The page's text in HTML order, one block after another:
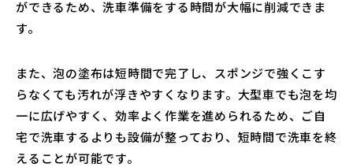
ができるため、洗車準備をする時間が大幅に削減できま
す。
また、泡の塗布は短時間で完了し、スポンジで強くこす
らなくても汚れが浮きやすくなります。大型車でも泡を均
一に広げやすく、効率よく作業を進められるため、ご自
宅で洗車するよりも設備が整っており、短時間で洗車を終
えることが可能です。